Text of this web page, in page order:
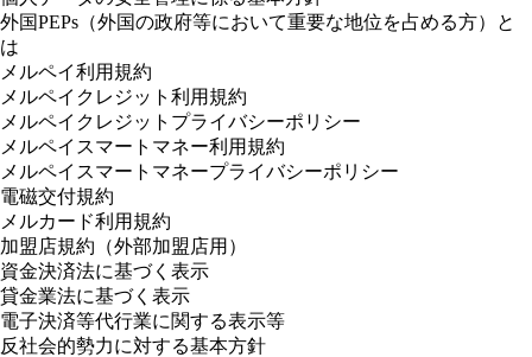
外国PEPs（外国の政府等において重要な地位を占める方）と
は
メルペイ利用規約
メルペイクレジット利用規約
メルペイクレジットプライバシーポリシー
メルペイスマートマネー利用規約
メルペイスマートマネープライバシーポリシー
電磁交付規約
メルカード利用規約
加盟店規約（外部加盟店用）
資金決済法に基づく表示
貸金業法に基づく表示
電子決済等代行業に関する表示等
反社会的勢力に対する基本方針